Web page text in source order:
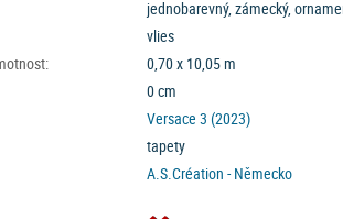
jednobarevný, zámecký,
vlies
0,70 x 10,05 m
0 cm
Versace 3 (2023)
tapety
A.S.Création - Německo